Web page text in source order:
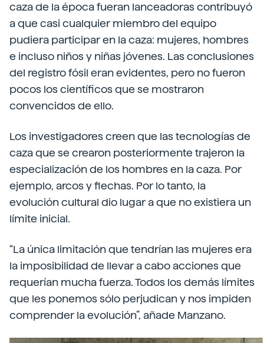
caza de la época fueran lanceadoras contribuyó
a que casi cualquier miembro del equipo
pudiera participar en la caza: mujeres, hombres
e incluso niños y niñas jóvenes. Las conclusiones
del registro fósil eran evidentes, pero no fueron
pocos los científicos que se mostraron
convencidos de ello.
Los investigadores creen que las tecnologías de
caza que se crearon posteriormente trajeron la
especialización de los hombres en la caza. Por
ejemplo, arcos y flechas. Por lo tanto, la
evolución cultural dio lugar a que no existiera un
límite inicial.
“La única limitación que tendrían las mujeres era
la imposibilidad de llevar a cabo acciones que
requerían mucha fuerza. Todos los demás límites
que les ponemos sólo perjudican y nos impiden
comprender la evolución”, añade Manzano.